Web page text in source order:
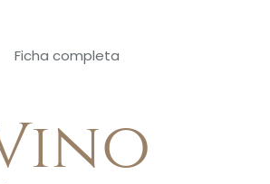
Ficha completa